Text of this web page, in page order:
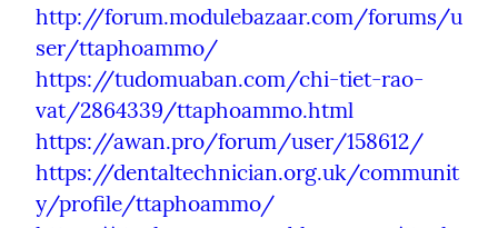
http://forum.modulebazaar.com/forums/u
ser/ttaphoammo/
https://tudomuaban.com/chi-tiet-rao-
vat/2864339/ttaphoammo.html
https://awan.pro/forum/user/158612/
https://dentaltechnician.org.uk/communit
y/profile/ttaphoammo/